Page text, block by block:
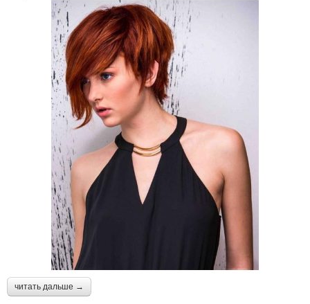
читать дальше →